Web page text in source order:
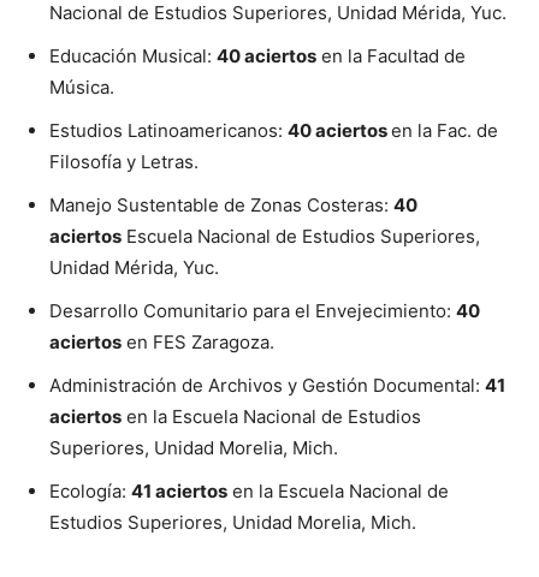
Nacional de Estudios Superiores, Unidad Mérida, Yuc.
Educación Musical: 40 aciertos en la Facultad de
Música.
Estudios Latinoamericanos: 40 aciertosen la Fac. de
Filosofía y Letras.
Manejo Sustentable de Zonas Costeras: 40
aciertos Escuela Nacional de Estudios Superiores,
Unidad Mérida, Yuc.
Desarrollo Comunitario para el Envejecimiento: 40
aciertos en FES Zaragoza.
Administración de Archivos y Gestión Documental: 41
aciertos en la Escuela Nacional de Estudios
Superiores, Unidad Morelia, Mich.
Ecología: 41 aciertos en la Escuela Nacional de
Estudios Superiores, Unidad Morelia, Mich.